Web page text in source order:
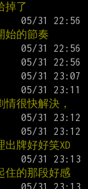
掉了
始的節奏
很快解決，
牌好好笑XD
住的那段好感